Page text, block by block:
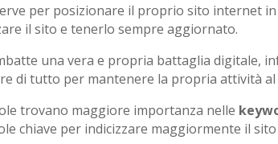
per posizionare il proprio sito internet in
il sito e tenerlo sempre aggiornato.
una vera e propria battaglia digitale,
di tutto per mantenere la propria attività
trovano maggiore importanza nelle
chiave per indicizzare maggiormente il